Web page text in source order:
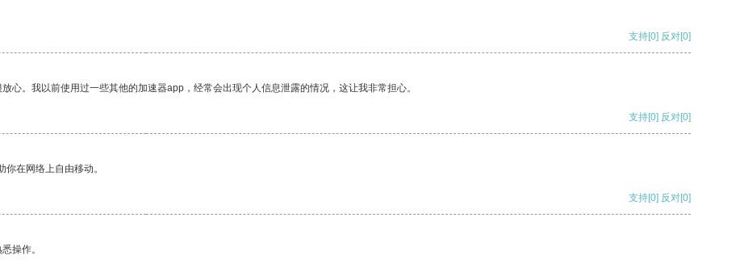
支持[0] 反对[0]
心。我以前使用过一些其他的加速器app，经常会出现个人信息泄露的情况，这让我非常担心。
支持[0] 反对[0]
在网络上自由移动。
支持[0] 反对[0]
操作。